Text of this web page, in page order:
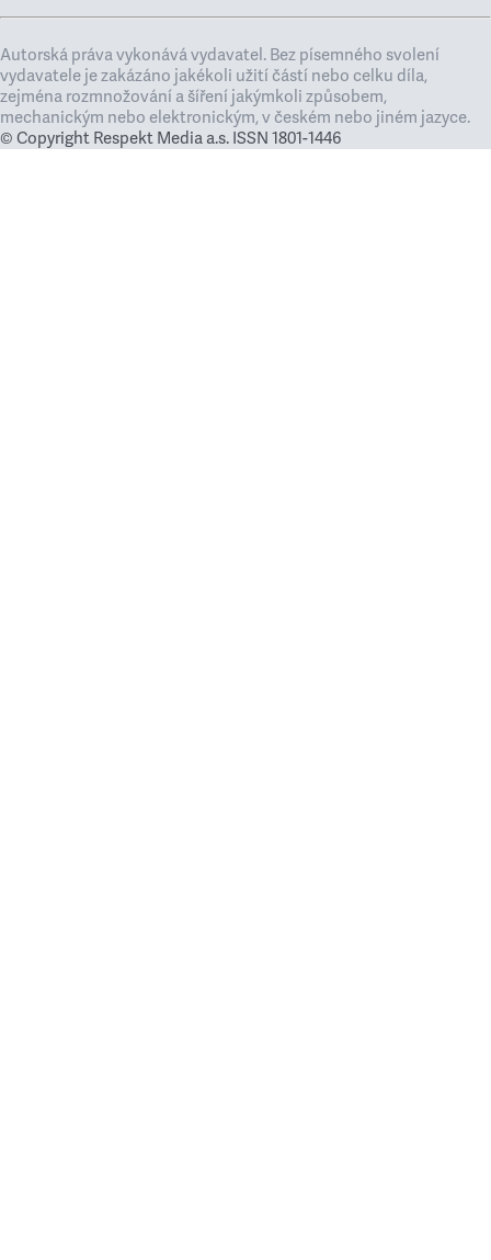
Autorská práva vykonává vydavatel. Bez písemného svolení
vydavatele je zakázáno jakékoli užití částí nebo celku díla,
zejména rozmnožování a šíření jakýmkoli způsobem,
mechanickým nebo elektronickým, v českém nebo jiném jazyce.
© Copyright Respekt Media a.s. ISSN 1801-1446